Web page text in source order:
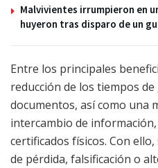
Malvivientes irrumpieron en
huyeron tras disparo de un
Entre los principales
reducción de los tiempos
documentos, así como una
intercambio de
certificados físicos. Con
de pérdida, falsificación o